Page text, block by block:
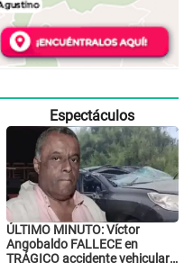
Espectáculos
ÚLTIMO MINUTO: Víctor
Angobaldo FALLECE en
TRÁGICO accidente vehicular